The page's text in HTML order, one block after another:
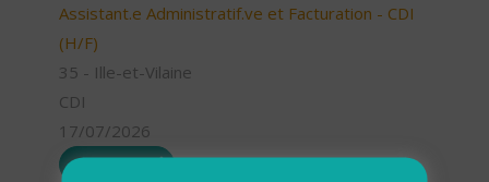
Assistant.e Administratif.ve et Facturation - CDI
(H/F)
35 - Ille-et-Vilaine
CDI
17/07/2026
POSTULER